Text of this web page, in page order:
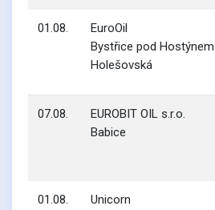
01.08.
EuroOil
Bystřice pod Hostýnem
Holešovská
07.08.
EUROBIT OIL s.r.o.
Babice
01.08.
Unicorn